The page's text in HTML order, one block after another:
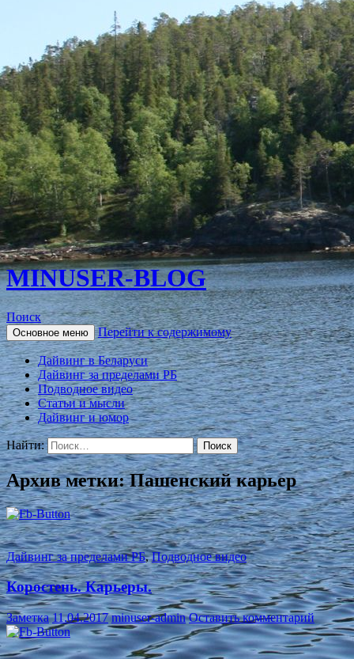
MINUSER-BLOG
Поиск
Основное меню Перейти к содержимому
Дайвинг в Беларуси
Дайвинг за пределами РБ
Подводное видео
Статьи и мысли
Дайвинг и юмор
Найти:
Архив метки: Пашенский карьер
Дайвинг за пределами РБ,Подводное видео
Коростень. Карьеры.
Заметка 11.04.2017 minuser-admin Оставить комментарий